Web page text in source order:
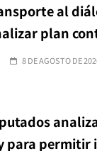
al
plan
8 DE AGOSTO DE
para permitir